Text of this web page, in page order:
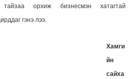
орхиж бизнесмэн хатагтай
гэнэ лээ.
Хамги
йн
сайха